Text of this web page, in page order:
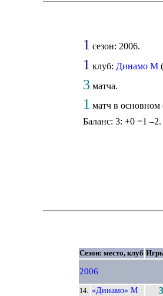
1 сезон: 2006.
1 клуб: Динамо М(
3 матча.
1 матч в основном
Баланс: 3: +0 =1 –2.
Сезон: место, клуб
2006
14. «Динамо» М 3